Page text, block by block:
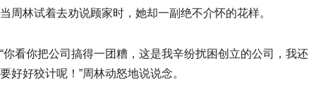
当周林试着去劝说顾家时，她却一副绝不介怀的花样。
“你看你把公司搞得一团糟，这是我辛纷扰困创立的公司，我还
要好好狡计呢！”周林动怒地说说念。